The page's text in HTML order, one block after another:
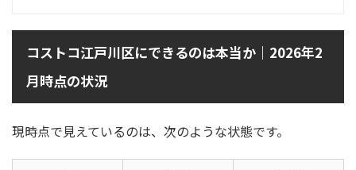
コストコ江戸川区にできるのは本当か｜2026年2
月時点の状況
現時点で見えているのは、次のような状態です。